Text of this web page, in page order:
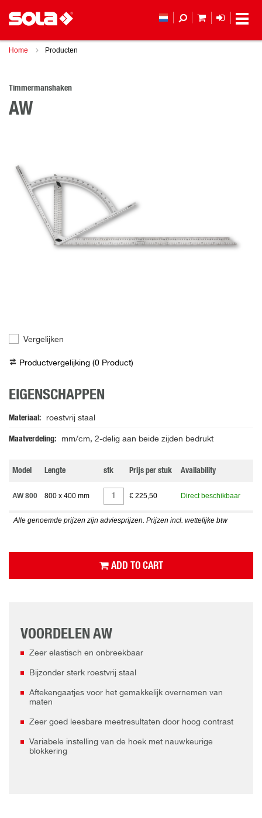
Home Producten
Timmermanshaken
AW
Vergelijken
Productvergelijking (0 Product)
EIGENSCHAPPEN
Materiaal roestvrij staal
Maatverdeling mm/cm, 2-delig aan beide zijden bedrukt
Model Lengte stk Prijs per stuk Availability
AW 800 800 x 400 mm € 225,50 Direct beschikbaar
Alle genoemde prijzen zijn adviesprijzen. Prijzen incl. wettelijke btw
ADD TO CART
VOORDELEN AW
Zeer elastisch en onbreekbaar
Bijzonder sterk roestvrij staal
Aftekengaatjes voor het gemakkelijk overnemen van
maten
Zeer goed leesbare meetresultaten door hoog contrast
Variabele instelling van de hoek met nauwkeurige
blokkering
MIJN LOGIN